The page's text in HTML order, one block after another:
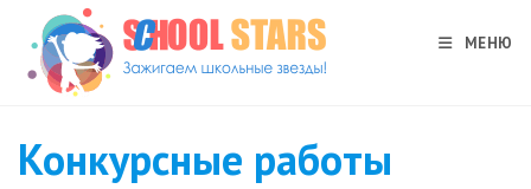
Перейти
содержимому
МЕНЮ
Конкурсные работы